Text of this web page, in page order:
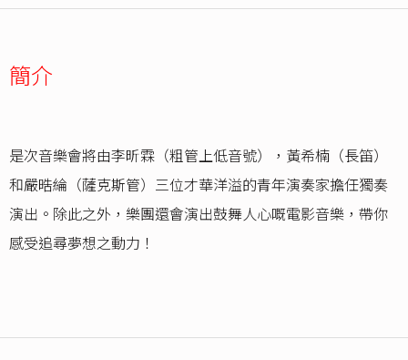
簡介
是次音樂會將由李昕霖（粗管上低音號），黃希楠（長笛）
和嚴晧綸（薩克斯管）三位才華洋溢的青年演奏家擔任獨奏
演出。除此之外，樂團還會演出鼓舞人心嘅電影音樂，帶你
感受追尋夢想之動力！